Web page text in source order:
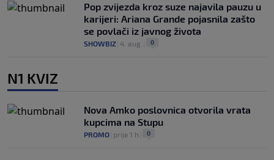
Pop zvijezda kroz suze najavila pauzu u
karijeri: Ariana Grande pojasnila zašto
se povlači iz javnog života
SHOWBIZ 4. aug. 0
N1 KVIZ
Nova Amko poslovnica otvorila vrata
kupcima na Stupu
PROMO prije 1 h 0